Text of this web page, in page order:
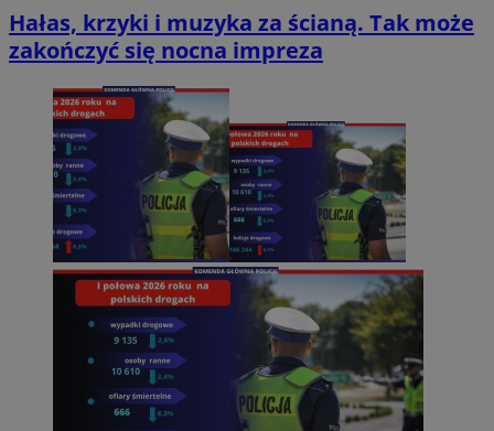
Hałas, krzyki i muzyka za ścianą. Tak może
zakończyć się nocna impreza